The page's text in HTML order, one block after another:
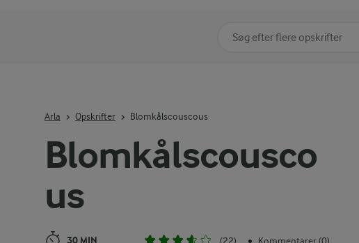
Blomkålscousco
us
30 MIN (22) Kommentarer (0)
Arla Opskrifter Blomkålscouscous
Søg på kategori